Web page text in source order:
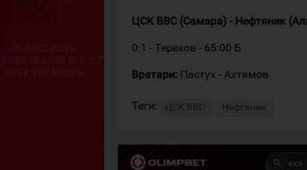
ЦСК ВВС (Самара) - Нефтяник
0:1 - Терехов - 65:00 Б
Вратари: Пастух - Ахтямов
Теги: ЦСК ВВС Нефтяник